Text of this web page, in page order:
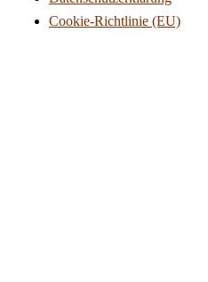
Cookie-Richtlinie (EU)